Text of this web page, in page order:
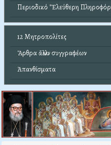
Περιοδικό "Ἐλεύθερη
12 Μητροπολίτες
Ἄρθρα ἄλλων συγγραφέων
Ἀπανθίσματα